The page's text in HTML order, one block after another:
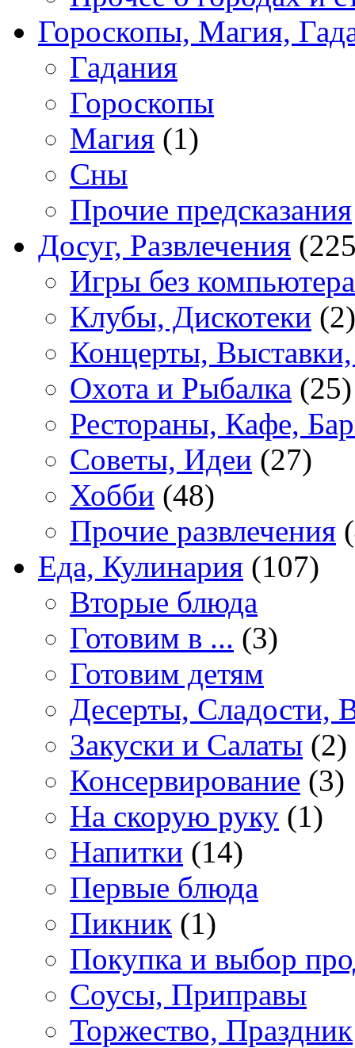
Гороскопы, Магия,
Гадания
Гороскопы
Магия (1)
Сны
Прочие предсказания
Досуг, Развлечения
Игры без компьютера
Клубы, Дискотеки (2)
Концерты,
Охота и Рыбалка (25)
Рестораны, Кафе,
Советы, Идеи (27)
Хобби (48)
Прочие развлечения
Еда, Кулинария (107)
Вторые блюда
Готовим в ... (3)
Готовим детям
Десерты, Сладости,
Закуски и Салаты (2)
Консервирование (3)
На скорую руку (1)
Напитки (14)
Первые блюда
Пикник (1)
Покупка и выбор
Соусы, Приправы
Торжество, Праздник